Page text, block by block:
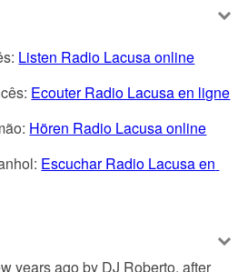
Listen Radio Lacusa online
Ecouter Radio Lacusa en ligne
Hören Radio Lacusa online
Escuchar Radio Lacusa en
years ago by DJ Roberto, after